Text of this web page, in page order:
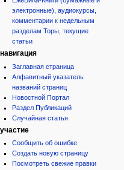
электронные), аудиокурсы,
комментарии к недельным
разделам Торы, текущие
статьи
навигация
Заглавная страница
Алфавитный указатель
названий страниц
Новостной Портал
Раздел Публикаций
Случайная статья
участие
Сообщить об ошибке
Создать новую страницу
Посмотреть свежие правки